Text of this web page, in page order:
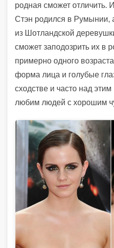
родная сможет отличить.
Стэн родился в Румынии,
из Шотландской
сможет заподозрить их в
примерно одного
форма лица и голубые
сходстве и часто над
любим людей с хорошим